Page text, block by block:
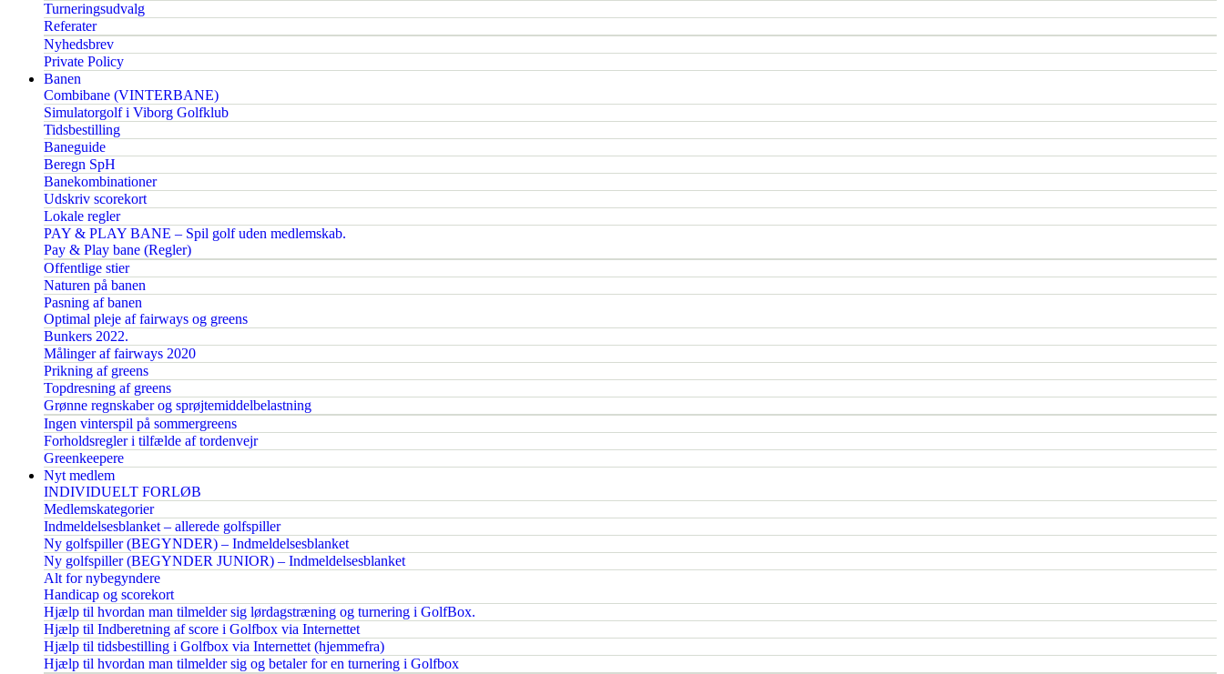
Turneringsudvalg
Referater
Nyhedsbrev
Private Policy
Banen
Combibane (VINTERBANE)
Simulatorgolf i Viborg Golfklub
Tidsbestilling
Baneguide
Beregn SpH
Banekombinationer
Udskriv scorekort
Lokale regler
PAY & PLAY BANE – Spil golf uden medlemskab.
Pay & Play bane (Regler)
Offentlige stier
Naturen på banen
Pasning af banen
Optimal pleje af fairways og greens
Bunkers 2022.
Målinger af fairways 2020
Prikning af greens
Topdresning af greens
Grønne regnskaber og sprøjtemiddelbelastning
Ingen vinterspil på sommergreens
Forholdsregler i tilfælde af tordenvejr
Greenkeepere
Nyt medlem
INDIVIDUELT FORLØB
Medlemskategorier
Indmeldelsesblanket – allerede golfspiller
Ny golfspiller (BEGYNDER) – Indmeldelsesblanket
Ny golfspiller (BEGYNDER JUNIOR) – Indmeldelsesblanket
Alt for nybegyndere
Handicap og scorekort
Hjælp til hvordan man tilmelder sig lørdagstræning og turnering i GolfBox.
Hjælp til Indberetning af score i Golfbox via Internettet
Hjælp til tidsbestilling i Golfbox via Internettet (hjemmefra)
Hjælp til hvordan man tilmelder sig og betaler for en turnering i Golfbox